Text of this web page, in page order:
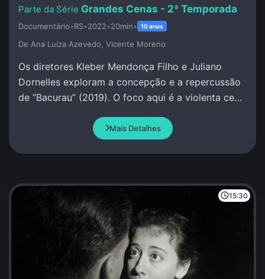
Grandes Cenas - 2ª Temporada
Documentário•RS•2022•20min• 10 anos
De Ana Luiza Azevedo, Vicente Moreno
Os diretores Kleber Mendonça Filho e Juliano
Dornelles exploram a concepção e a repercussão
de “Bacurau” (2019). O foco aqui é a violenta cena
Mais Detalhes
15:30